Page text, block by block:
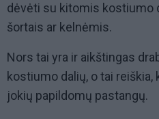
dėvėti su kitomis kostiumo
šortais ar kelnėmis.
Nors tai yra ir aikštingas
kostiumo dalių, o tai
jokių papildomų pastangų.